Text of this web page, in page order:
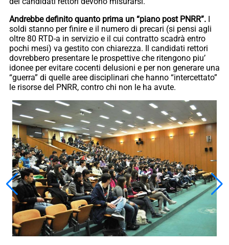
Andrebbe definito quanto prima un “piano post PNRR”.
soldi stanno per finire e il numero di precari (si pensi agli
oltre 80 RTD-a in servizio e il cui contratto scadrà entro
pochi mesi) va gestito con chiarezza. Il candidati rettori
dovrebbero presentare le prospettive che ritengono piu’
idonee per evitare cocenti delusioni e per non generare una
“guerra” di quelle aree disciplinari che hanno “intercettato”
le risorse del PNRR, contro chi non le ha avute.